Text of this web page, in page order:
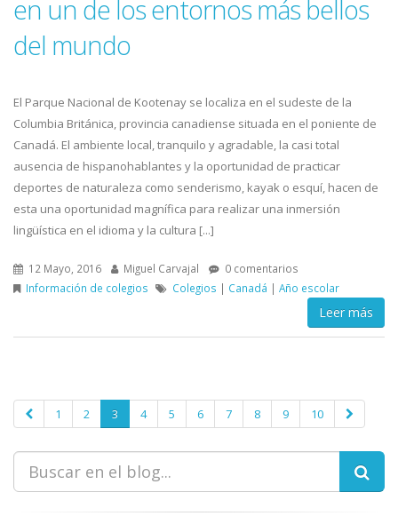
en un de los entornos más bellos
del mundo
El Parque Nacional de Kootenay se localiza en el sudeste de la
Columbia Británica, provincia canadiense situada en el poniente de
Canadá. El ambiente local, tranquilo y agradable, la casi total
ausencia de hispanohablantes y la oportunidad de practicar
deportes de naturaleza como senderismo, kayak o esquí, hacen de
esta una oportunidad magnífica para realizar una inmersión
lingüística en el idioma y la cultura [...]
12 Mayo, 2016 Miguel Carvajal
0 comentarios
Información de colegios
Colegios | Canadá | Año escolar
Leer más
1 2 3 4 5 6 7 8 9 10